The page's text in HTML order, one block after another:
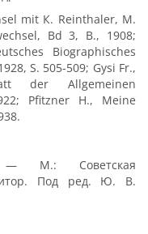
mit К. Reinthaler, M.
Bd 3, В., 1908;
Biographisches
S. 505-509; Gysi Fr.,
der Allgemeinen
Pfitzner H., Meine
— М.: Советская
Под ред. Ю. В.